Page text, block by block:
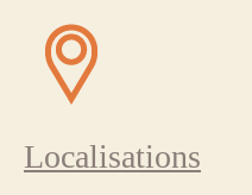
Localisations